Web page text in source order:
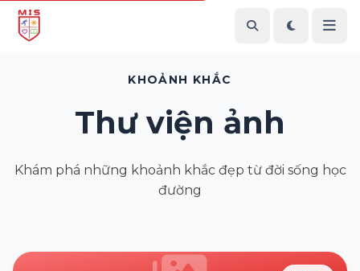
KHOẢNH KHẮC
Thư viện ảnh
Khám phá những khoảnh khắc đẹp từ đời sống học
đường